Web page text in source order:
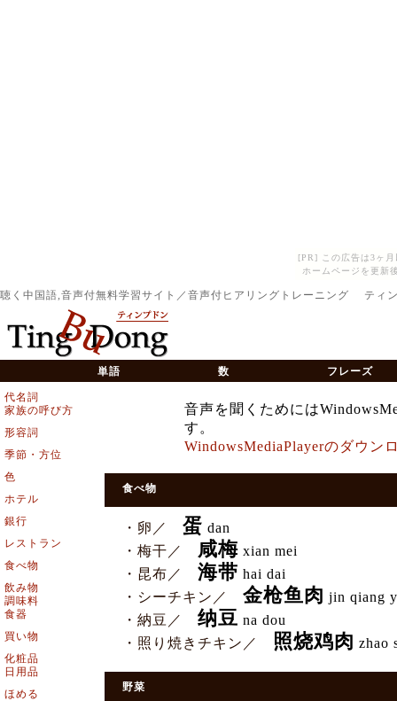
[PR] この広告は3ヶ
ホームページを更新
聴く中国語,音声付無料学習サイト／音声付ヒアリングトレーニング ティ
単語 数 フレーズ
代名詞
家族の呼び方
形容詞
季節・方位
色
ホテル
銀行
レストラン
食べ物
飲み物
調味料
食器
買い物
化粧品
日用品
ほめる
音声を聞くためには
す。
WindowsMediaPlayerのダウン
食べ物
・卵／ 蛋 dan
・梅干／
咸梅 xian mei
・昆布／
海带 hai dai
・シーチキン／
金枪鱼肉 jin qiang
・納豆／
纳豆 na dou
・照り焼きチキン／
照烧鸡肉 zhao
野菜